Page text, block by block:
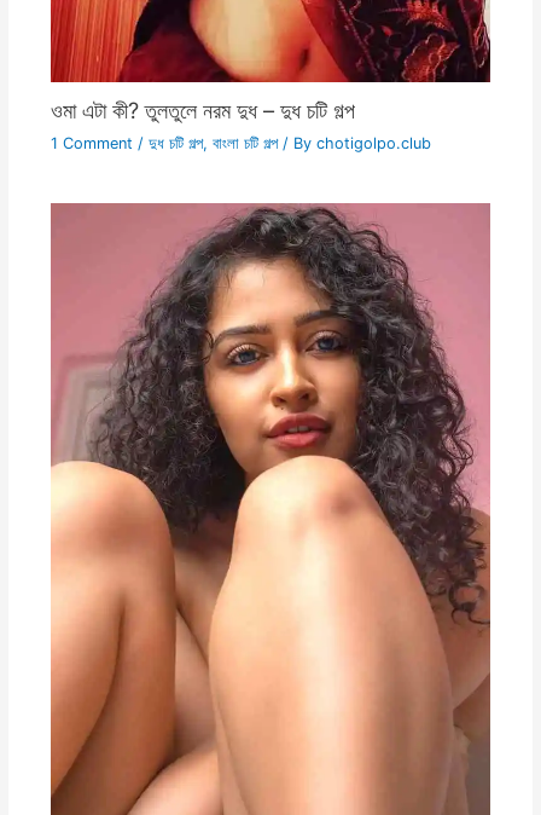
ওমা এটা কী? তুলতুলে নরম দুধ – দুধ চটি গল্প
1 Comment / দুধ চটি গল্প, বাংলা চটি গল্প/ By chotigolpo.club